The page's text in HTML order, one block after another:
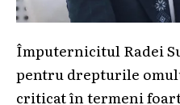
Împuternicitul Radei
pentru drepturile
criticat în termeni